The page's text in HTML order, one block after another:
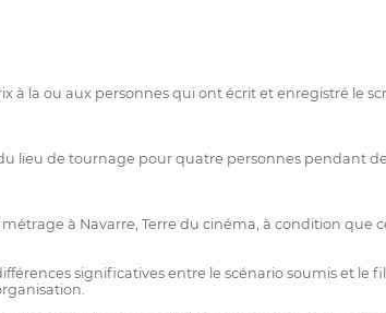
à la ou aux personnes qui ont écrit et enregistré le
de tournage pour quatre personnes pendant
à Navarre, Terre du cinéma, à condition que
significatives entre le scénario soumis et